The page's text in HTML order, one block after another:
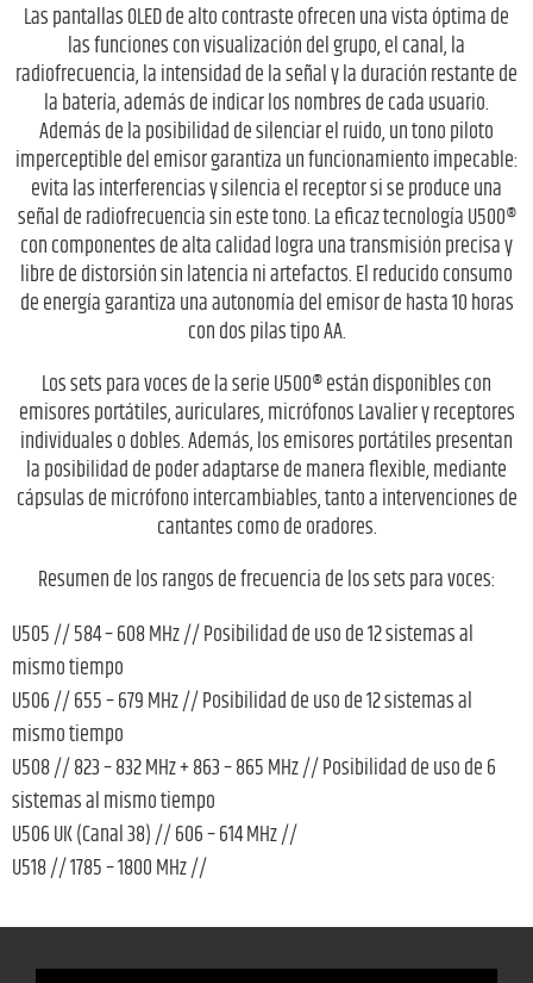
Las pantallas OLED de alto contraste ofrecen una vista óptima de
las funciones con visualización del grupo, el canal, la
radiofrecuencia, la intensidad de la señal y la duración restante de
la batería, además de indicar los nombres de cada usuario.
Además de la posibilidad de silenciar el ruido, un tono piloto
imperceptible del emisor garantiza un funcionamiento impecable:
evita las interferencias y silencia el receptor si se produce una
señal de radiofrecuencia sin este tono. La eficaz tecnología U500®
con componentes de alta calidad logra una transmisión precisa y
libre de distorsión sin latencia ni artefactos. El reducido consumo
de energía garantiza una autonomía del emisor de hasta 10 horas
con dos pilas tipo AA.
Los sets para voces de la serie U500® están disponibles con
emisores portátiles, auriculares, micrófonos Lavalier y receptores
individuales o dobles. Además, los emisores portátiles presentan
la posibilidad de poder adaptarse de manera flexible, mediante
cápsulas de micrófono intercambiables, tanto a intervenciones de
cantantes como de oradores.
Resumen de los rangos de frecuencia de los sets para voces:
U505 // 584 – 608 MHz // Posibilidad de uso de 12 sistemas al
mismo tiempo
U506 // 655 – 679 MHz // Posibilidad de uso de 12 sistemas al
mismo tiempo
U508 // 823 – 832 MHz + 863 – 865 MHz // Posibilidad de uso de 6
sistemas al mismo tiempo
U506 UK (Canal 38) // 606 – 614 MHz //
U518 // 1785 – 1800 MHz //